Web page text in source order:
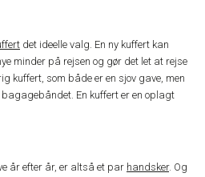
det ideelle valg. En ny kuffert kan
minder på rejsen og gør det let at rejse
kuffert, som både er en sjov gave, men
En kuffert er en oplagt
år efter år, er altså et par handsker. Og